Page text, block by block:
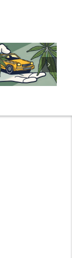
Cannabis
Samen
kaufen: Alles
was Sie